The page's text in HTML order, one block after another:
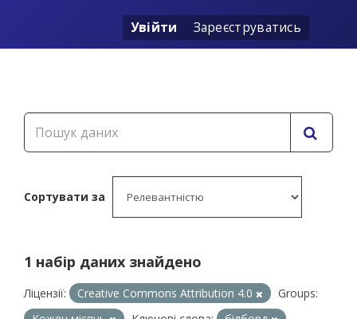
Увійти Зареєструватись
Сортувати за
1 набір даних знайдено
Ліцензії: Creative Commons Attribution 4.0
Groups: